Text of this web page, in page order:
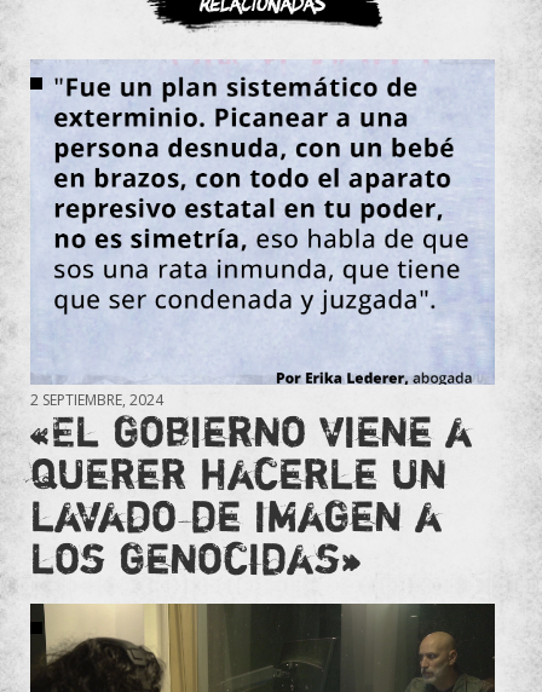
2 SEPTIEMBRE, 2024
«El gobierno viene a
querer hacerle un
lavado de imagen a
los genocidas»